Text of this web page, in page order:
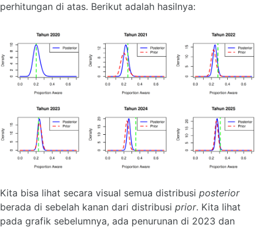
perhitungan di atas. Berikut adalah hasilnya:
Kita bisa lihat secara visual semua distribusi posterior
berada di sebelah kanan dari distribusi prior. Kita lihat
pada grafik sebelumnya, ada penurunan di 2023 dan